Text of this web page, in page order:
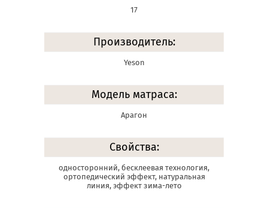
17
Производитель:
Yeson
Модель матраса:
Арагон
Свойства:
односторонний, бесклеевая технология,
ортопедический эффект, натуральная
линия, эффект зима-лето